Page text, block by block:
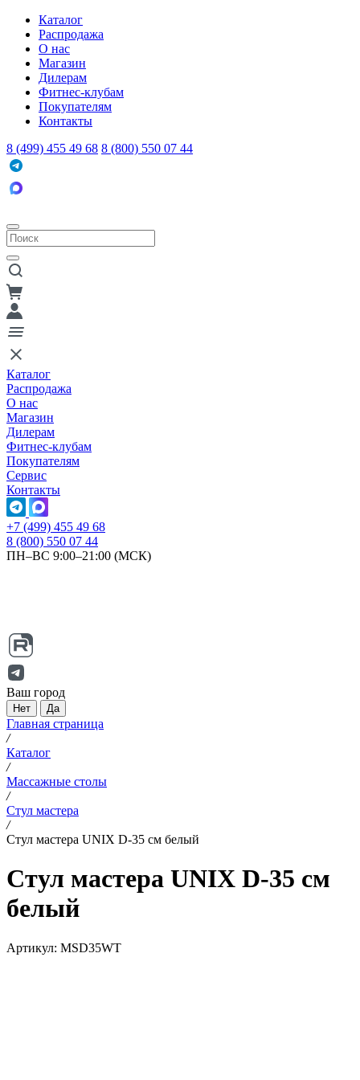
Каталог
Распродажа
О нас
Магазин
Дилерам
Фитнес-клубам
Покупателям
Контакты
8 (499) 455 49 68 8 (800) 550 07 44
Каталог
Распродажа
О нас
Магазин
Дилерам
Фитнес-клубам
Покупателям
Сервис
Контакты
+7 (499) 455 49 68
8 (800) 550 07 44
ПН–ВС 9:00–21:00 (МСК)
Ваш город
Нет Да
Главная страница
/
Каталог
/
Массажные столы
/
Стул мастера
/
Стул мастера UNIX D-35 см белый
Стул мастера UNIX D-35 см
белый
Артикул: MSD35WT